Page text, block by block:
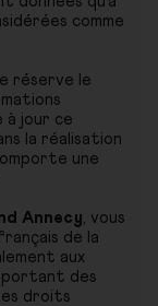
comme
réserve le
jour ce
la réalisation
une
Annecy , vous
de la
aux
des
droits